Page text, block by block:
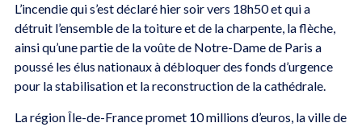
L’incendie qui s’est déclaré hier soir vers 18h50 et qui a
détruit l’ensemble de la toiture et de la charpente, la flèche,
ainsi qu’une partie de la voûte de Notre-Dame de Paris a
poussé les élus nationaux à débloquer des fonds d’urgence
pour la stabilisation et la reconstruction de la cathédrale.
La région Île-de-France promet 10 millions d’euros, la ville de